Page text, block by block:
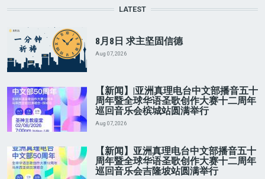
LATEST
8月8日 求主坚固信德
Aug 07, 2026
【新闻】|亚洲真理电台中文部播音五十
周年暨全球华语圣歌创作大赛十二周年
巡回音乐会槟城站圆满举行
Aug 07, 2026
【新闻】亚洲真理电台中文部播音五十
周年暨全球华语圣歌创作大赛十二周年
巡回音乐会吉隆坡站圆满举行